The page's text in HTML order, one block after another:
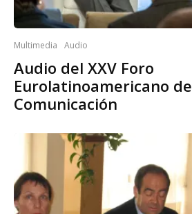
Multimedia Audio
Audio del XXV Foro
Eurolatinoamericano de
Comunicación